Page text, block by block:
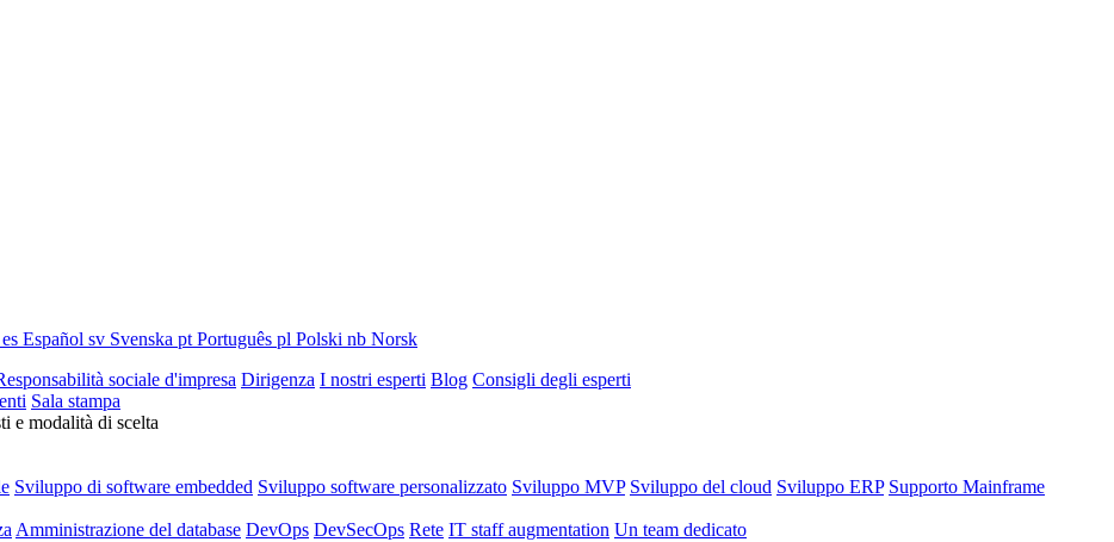
es Español sv Svenska pt Português pl Polski nb Norsk
sociale d'impresa Dirigenza I nostri esperti Blog Consigli degli esperti
Sala stampa
e modalità di scelta
Sviluppo di software embedded Sviluppo software personalizzato Sviluppo MVP Sviluppo del cloud Sviluppo ERP Supporto Mainframe
Amministrazione del database DevOps DevSecOps Rete IT staff augmentation Un team dedicato